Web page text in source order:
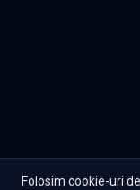
Folosim cookie-uri